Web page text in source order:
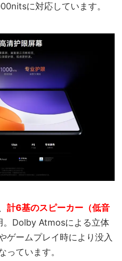
に対応しています。
計6基のスピーカー（低音
。Dolby Atmosによる立体
ゲームプレイ時により没入
っています。